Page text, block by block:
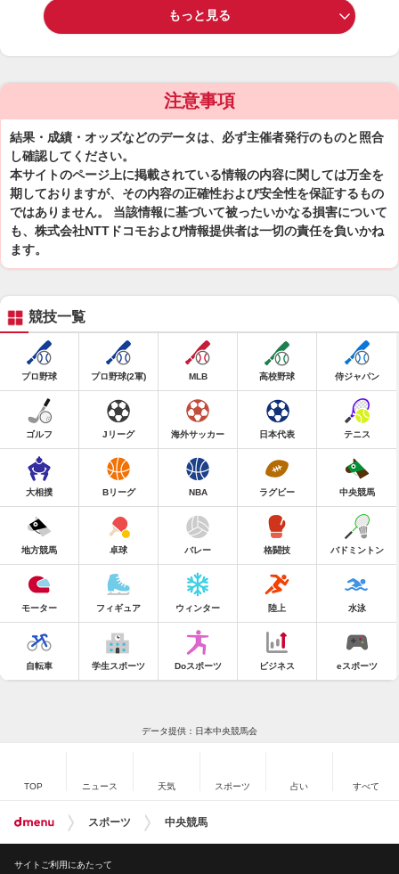
もっと見る
注意事項
結果・成績・オッズなどのデータは、必ず主催者発行のものと照合
し確認してください。
本サイトのページ上に掲載されている情報の内容に関しては万全を
期しておりますが、その内容の正確性および安全性を保証するもの
ではありません。 当該情報に基づいて被ったいかなる損害について
も、株式会社NTTドコモおよび情報提供者は一切の責任を負いかね
ます。
競技一覧
プロ野球 プロ野球(2軍) MLB 高校野球 侍ジャパン
ゴルフ Jリーグ 海外サッカー 日本代表 テニス
大相撲 Bリーグ NBA ラグビー 中央競馬
地方競馬 卓球 バレー 格闘技 バドミントン
モーター フィギュア ウィンター 陸上 水泳
自転車 学生スポーツ Doスポーツ ビジネス eスポーツ
データ提供：日本中央競馬会
TOP ニュース 天気 スポーツ 占い すべて
スポーツ 中央競馬
サイトご利用にあたって